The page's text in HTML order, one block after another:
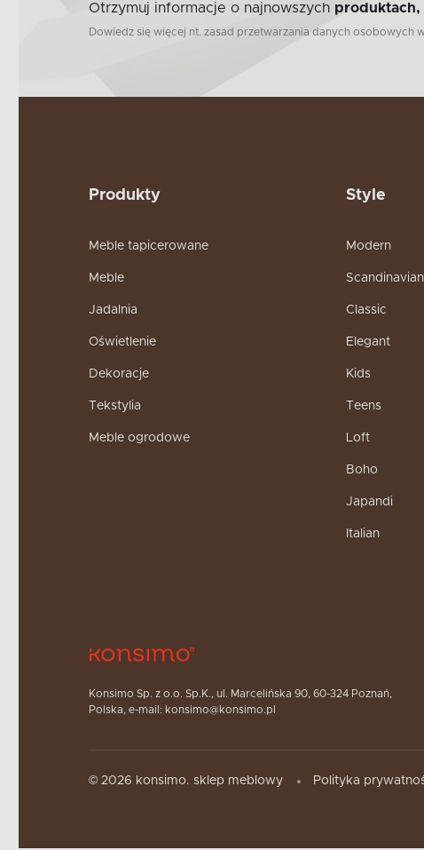
Otrzymuj informacje o najnowszych produktach,
Dowiedz się więcej nt. zasad przetwarzania danych osobowych
Produkty
Meble tapicerowane
Meble
Jadalnia
Oświetlenie
Dekoracje
Tekstylia
Meble ogrodowe
Style
Modern
Scandinavian
Classic
Elegant
Kids
Teens
Loft
Boho
Japandi
Italian
Konsimo Sp. z o.o. Sp.K., ul. Marcelińska 90, 60-324 Poznań,
Polska, e-mail: konsimo@konsimo.pl
© 2026 konsimo. sklep meblowy Polityka